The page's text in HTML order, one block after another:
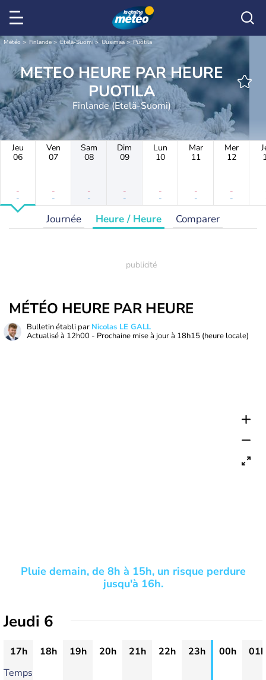
Météo Finlande Etelä-Suomi Uusimaa Puotila
METEO HEURE PAR HEURE
PUOTILA
Finlande (Etelä-Suomi)
Jeu
06
-
-
Ven
07
-
-
Sam
08
-
-
Dim
09
-
-
Lun
10
-
-
Mar
11
-
-
Mer
12
-
-
Journée Heure / Heure Comparer
MÉTÉO HEURE PAR HEURE
Bulletin établi par Nicolas LE GALL
Actualisé à 12h00 - Prochaine mise à jour à 18h15 (heure locale)
Pluie demain, de 8h à 15h, un risque perdure
jusqu'à 16h.
Jeudi 6
17h 18h 19h 20h 21h 22h 23h 00h
01h
Temps